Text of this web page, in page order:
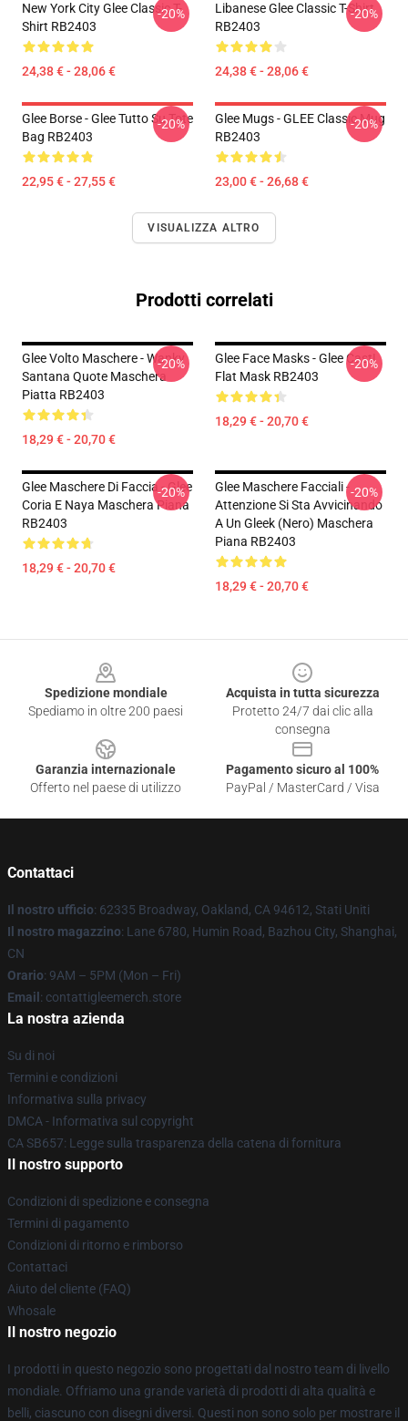
New York City Glee Classic T-
Shirt RB2403
24,38 € - 28,06 €
-20%
Libanese Glee Classic T-Shirt
RB2403
24,38 € - 28,06 €
-20%
Glee Borse - Glee Tutto Su Tote
Bag RB2403
22,95 € - 27,55 €
-20%
Glee Mugs - GLEE Classic Mug
RB2403
23,00 € - 26,68 €
-20%
VISUALIZZA ALTRO
Prodotti correlati
Glee Volto Maschere - Wanky
Santana Quote Maschera
Piatta RB2403
18,29 € - 20,70 €
-20%
Glee Face Masks - Glee Cast!
Flat Mask RB2403
18,29 € - 20,70 €
-20%
Glee Maschere Di Faccia - Glee
Coria E Naya Maschera Piana
RB2403
18,29 € - 20,70 €
-20%
Glee Maschere Facciali -
Attenzione Si Sta Avvicinando
A Un Gleek (nero) Maschera
Piana RB2403
18,29 € - 20,70 €
-20%
Spedizione mondiale
Spediamo in oltre 200 paesi
Acquista in tutta sicurezza
Protetto 24/7 dai clic alla
consegna
Garanzia internazionale
Offerto nel paese di utilizzo
Pagamento sicuro al 100%
PayPal / MasterCard / Visa
Contattaci
Il nostro ufficio: 62335 Broadway, Oakland, CA 94612, Stati Uniti
Il nostro magazzino: Lane 6780, Humin Road, Bazhou City, Shanghai,
CN
Orario: 9AM – 5PM (Mon – Fri)
Email : contattigleemerch.store
La nostra azienda
Su di noi
Termini e condizioni
Informativa sulla privacy
DMCA - Informativa sul copyright
CA SB657: Legge sulla trasparenza della catena di fornitura
Il nostro supporto
Condizioni di spedizione e consegna
Termini di pagamento
Condizioni di ritorno e rimborso
Contattaci
Aiuto del cliente (FAQ)
Whosale
Il nostro negozio
I prodotti in questo negozio sono progettati dal nostro team di livello
mondiale. Offriamo una grande varietà di prodotti di alta qualità e
belli, ciascuno con disegni diversi. Questi non sono solo per mostrare il